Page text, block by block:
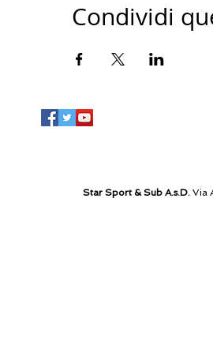
Condividi
Star Sport & Sub A.s.D. Via